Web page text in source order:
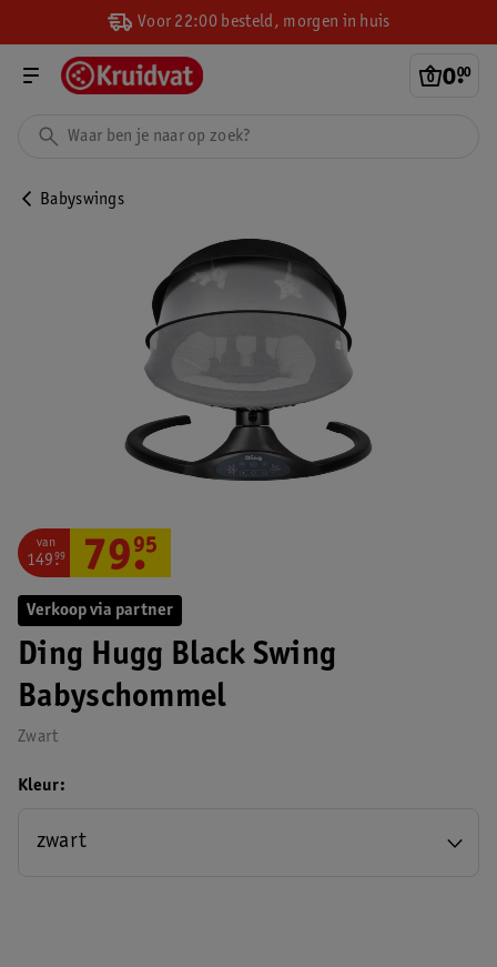
Voor 22:00 besteld, morgen in huis
0.
00
Babyswings
Verkoop via partner
Ding Hugg Black Swing
Babyschommel
Zwart
van
149.
99 79.
95
Kleur
zwart